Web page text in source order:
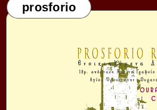
prosforio